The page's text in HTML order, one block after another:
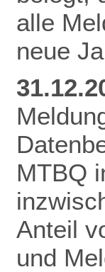
alle
neue
MTBQ
Anteil
und